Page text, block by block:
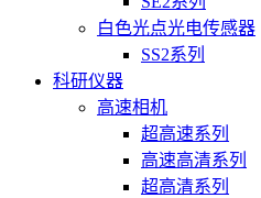
白色光点光电传感器
SS2系列
科研仪器
高速相机
超高速系列
高速高清系列
超高清系列